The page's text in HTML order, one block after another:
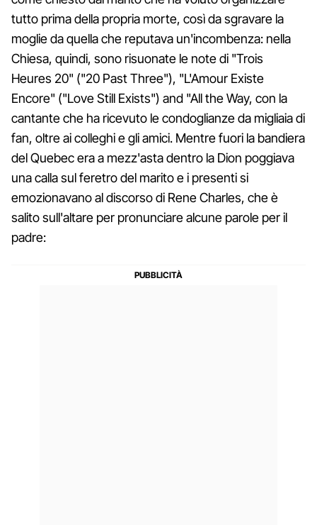
tutto prima della propria morte, così da sgravare la
moglie da quella che reputava un'incombenza: nella
Chiesa, quindi, sono risuonate le note di "Trois
Heures 20" ("20 Past Three"), "L'Amour Existe
Encore" ("Love Still Exists") and "All the Way, con la
cantante che ha ricevuto le condoglianze da migliaia di
fan, oltre ai colleghi e gli amici. Mentre fuori la bandiera
del Quebec era a mezz'asta dentro la Dion poggiava
una calla sul feretro del marito e i presenti si
emozionavano al discorso di Rene Charles, che è
salito sull'altare per pronunciare alcune parole per il
padre: